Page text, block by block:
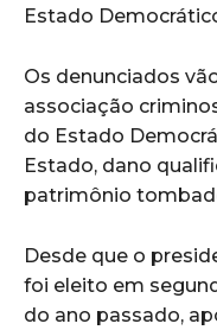
Estado
Os denunciados
associação
do Estado
Estado, dano
patrimônio
Desde que o
foi eleito em
do ano passado,